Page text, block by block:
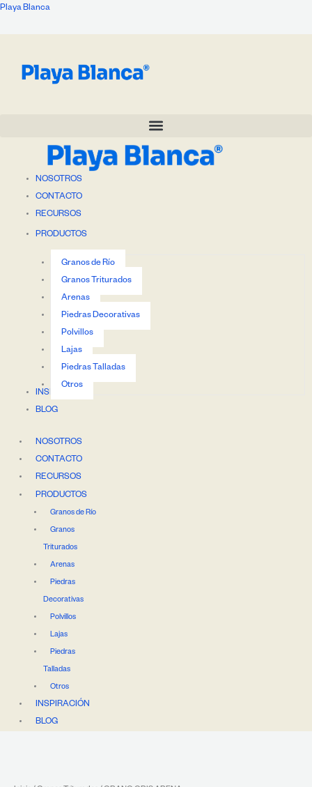
Ir
Playa Blanca
NOSOTROS
CONTACTO
RECURSOS
PRODUCTOS
Granos de Río
Granos Triturados
Arenas
Piedras Decorativas
Polvillos
Lajas
Piedras Talladas
Otros
INSPIRACIÓN
BLOG
NOSOTROS
CONTACTO
RECURSOS
PRODUCTOS
Granos de Río
Granos
Triturados
Arenas
Piedras
Decorativas
Polvillos
Lajas
Piedras
Talladas
Otros
INSPIRACIÓN
BLOG